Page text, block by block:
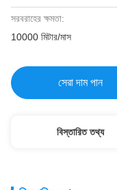
সরবরাহের ক্ষমতা:
10000 মিটার/মাস
সেরা দাম পান
বিস্তারিত তথ্য